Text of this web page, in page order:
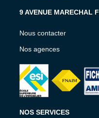
9 AVENUE MARECHAL
Nous contacter
Nos agences
NOS SERVICES